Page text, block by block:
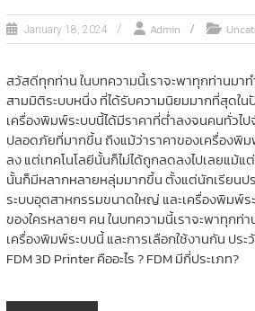
January 18, 2024 Admin
สวัสดีทุกท่าน ในบทความนี้เราจะพาทุกท่านม
สามมิติระบบหนึ่ง ที่ได้รับความนิยมมากที่สุดใ
เครื่องพิมพ์ระบบนี้ได้มีราคาที่ต่ำลงจนคนทั่วไป
ปลอดภัยที่มากขึ้น ถึงแม้ว่าราคาของเครื่องพิม
ลง แต่เทคโนโลยีนั้นก็ไม่ได้ถูกลดลงไปเลยแม้แ
นั้นก็มีหลากหลายหลุ่มมากขึ้น ตั้งแต่นักเรียนป
ระบบอุตสาหกรรมขนาดใหญ่ และเครื่องพิมพ์ร
ของใครหลายๆ คน ในบทความนี้เราจะพาทุกท่
เครื่องพิมพ์ระบบนี้ และการเลือกใช้งานกัน ประ
FDM 3D Printer คืออะไร ? FDM มีกี่ประเภท?